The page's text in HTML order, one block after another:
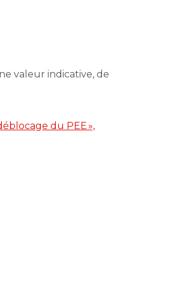
valeur indicative, de
du PEE »,